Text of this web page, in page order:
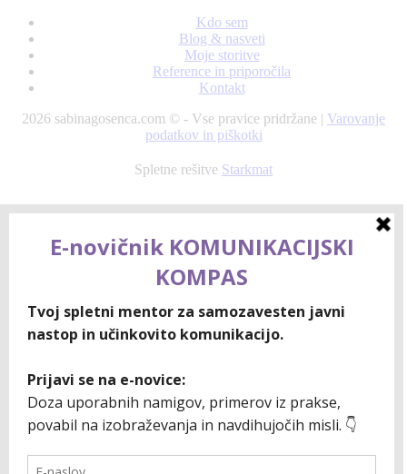
Kdo sem
Blog & nasveti
Moje storitve
Reference in priporočila
Kontakt
2026 sabinagosenca.com © - Vse pravice pridržane | Varovanje
podatkov in piškotki
Spletne rešitve Starkmat